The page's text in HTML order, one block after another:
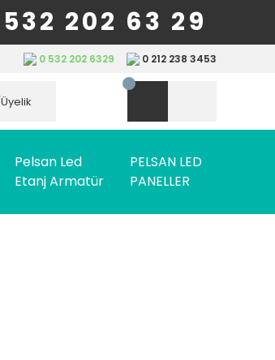
202 63 29
0 532 202 6329 0 212 238 3453
Pelsan Led
Etanj Armatür
PELSAN LED
PANELLER